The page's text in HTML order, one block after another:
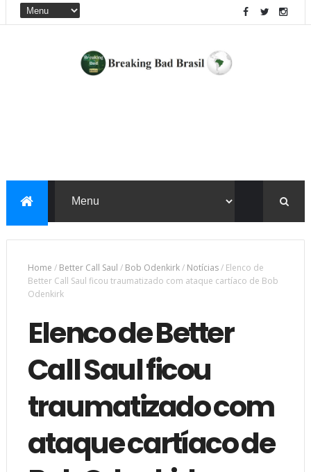
Home / Better Call Saul / Bob Odenkirk/ Notícias/ Elenco de
Better Call Saul ficou traumatizado com ataque cartíaco de Bob
Odenkirk
Elenco de Better
Call Saul ficou
traumatizado com
ataque cartíaco de